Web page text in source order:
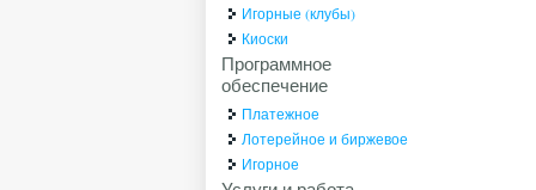
Игорные (клубы)
Киоски
Программное
обеспечение
Платежное
Лотерейное и биржевое
Игорное